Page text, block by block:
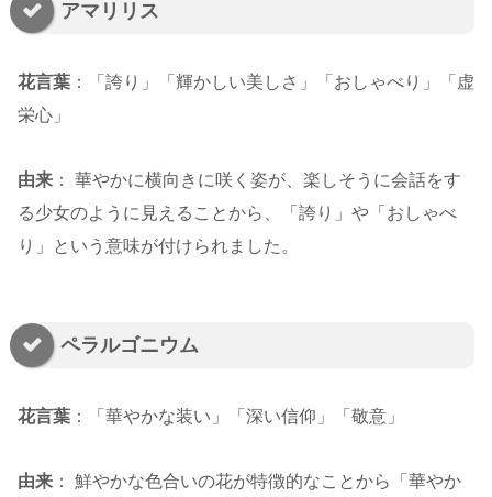
アマリリス
花言葉 ：「誇り」「輝かしい美しさ」「おしゃべり」「虚
栄心」
由来 ： 華やかに横向きに咲く姿が、楽しそうに会話をす
る少女のように見えることから、「誇り」や「おしゃべ
り」という意味が付けられました。
ペラルゴニウム
花言葉 ：「華やかな装い」「深い信仰」「敬意」
由来 ： 鮮やかな色合いの花が特徴的なことから「華やか